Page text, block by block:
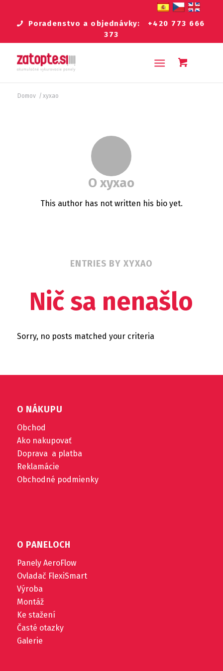
Poradenstvo a objednávky: +420 773 666
373
Domov / xyxao
Oxyxao
This author has not written his bio yet.
ENTRIES BY XYXAO
Nič sa nenašlo
Sorry, no posts matched your criteria
O NÁKUPU
Obchod
Ako nakupovať
Doprava a platba
Reklamácie
Obchodné podmienky
O PANELOCH
Panely AeroFlow
Ovladač FlexiSmart
Výroba
Montáž
Ke stažení
Časté otazky
Galerie